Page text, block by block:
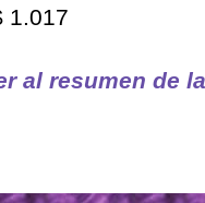
1.017
al resumen de